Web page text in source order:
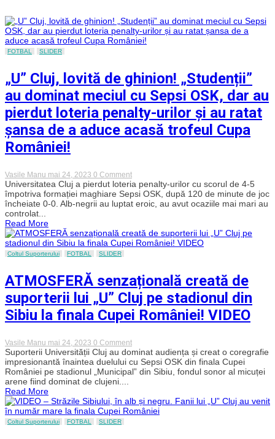
FOTBAL SLIDER
„U” Cluj, lovită de ghinion! „Studenții”
au dominat meciul cu Sepsi OSK, dar au
pierdut loteria penalty-urilor și au ratat
șansa de a aduce acasă trofeul Cupa
României!
Vasile Manu mai 24, 2023 0 Commenton
„U”
Cluj,
lovită
de
au
dominat
OSK,
dar
au
pierdut
loteria
penalty-
au
ratat
șansa
de
acasă
trofeul
Cupa
Universitatea Cluj a pierdut loteria penalty-urilor cu scorul de 4-5
împotriva formației maghiare Sepsi OSK, după 120 de minute de joc
încheiate 0-0. Alb-negrii au luptat eroic, au avut ocaziile mai mari au
controlat...
Read More
Coltul Suporterului FOTBAL SLIDER
ATMOSFERĂ senzațională creată de
suporterii lui „U” Cluj pe stadionul din
Sibiu la finala Cupei României! VIDEO
Vasile Manu mai 24, 2023 0 Commenton
ATMOSFERĂ
senzațională
creată
de
„U”
Cluj
Suporterii Universității Cluj au dominat audiența și creat o coregrafie
impresionantă înaintea duelului cu Sepsi OSK din finala Cupei
României pe stadionul „Municipal” din Sibiu, fondul sonor al micuței
arene fiind dominat de clujeni....
Read More
Coltul Suporterului FOTBAL SLIDER